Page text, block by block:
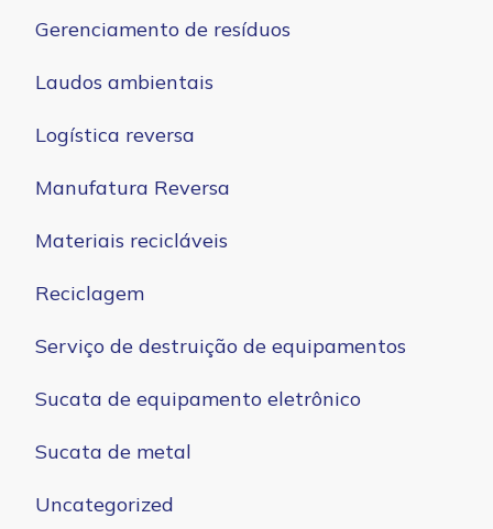
Gerenciamento de resíduos
Laudos ambientais
Logística reversa
Manufatura Reversa
Materiais recicláveis
Reciclagem
Serviço de destruição de equipamentos
Sucata de equipamento eletrônico
Sucata de metal
Uncategorized